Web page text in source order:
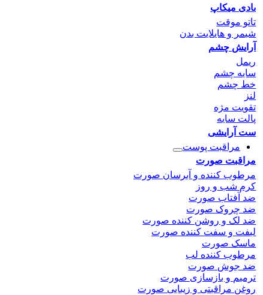
بادی میکاپ
تاتو موقت
شیمر و هایلایت بدن
آرایش چشم
ریمل
سایه چشم
خط چشم
لنز
تقویت مژه
پالت سایه
ست آرایشی
مراقبت پوست
مراقبت صورت
مرطوب کننده و آبرسان صورت
کرم شب و روز
ضد آفتاب صورت
ضد چروک صورت
ضد لک و روشن کننده صورت
لیفت و سفت کننده صورت
ماسک صورت
مرطوب کننده لب
ضد جوش صورت
ترمیم و بازسازی صورت
روغن مراقبتی و زیبایی صورت